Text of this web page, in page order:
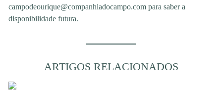
campodeourique@companhiadocampo.com para saber a
disponibilidade futura.
ARTIGOS RELACIONADOS